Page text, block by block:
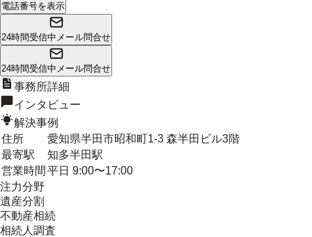
電話番号を表示
24時間受信中 メール問合せ
24時間受信中 メール問合せ
事務所詳細
インタビュー
解決事例
住所
愛知県半田市昭和町1-3 森半田ビル3階
最寄駅
知多半田駅
営業時間 平日 9:00〜17:00
注力分野
遺産分割
不動産相続
相続人調査